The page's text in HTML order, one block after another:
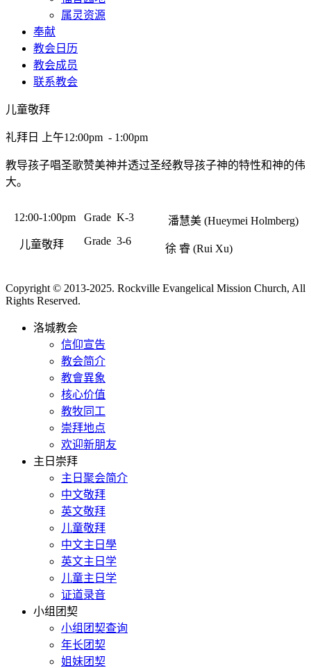
属灵资源
奉献
教会日历
教会成员
联系教会
儿童敬拜
礼拜日 上午12:00pm - 1:00pm
教导孩子唱圣歌赞美神并透过圣经教导孩子神的特性和神的伟
大。
12:00-1:00pm
儿童敬拜
Grade K-3
Grade 3-6
潘慧美 (Hueymei Holmberg)
徐 睿 (Rui Xu)
Copyright © 2013-2025. Rockville Evangelical Mission Church, All
Rights Reserved.
洛城教会
信仰宣告
教会简介
教會異象
核心价值
教牧同工
崇拜地点
欢迎新朋友
主日崇拜
主日聚会简介
中文敬拜
英文敬拜
儿童敬拜
中文主日學
英文主日学
儿童主日学
证道录音
小组团契
小组团契查询
年长团契
姐妹团契